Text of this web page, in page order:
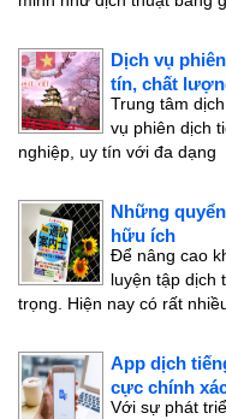
Dịch vụ
tín, chất
Trung tâm
vụ phiên dịch
nghiệp, uy tín với đa dạng
Những
hữu ích
Để nâng cao
luyện tập dịch
trọng. Hiện nay có rất
App dịch
cực chính
Với sự phát